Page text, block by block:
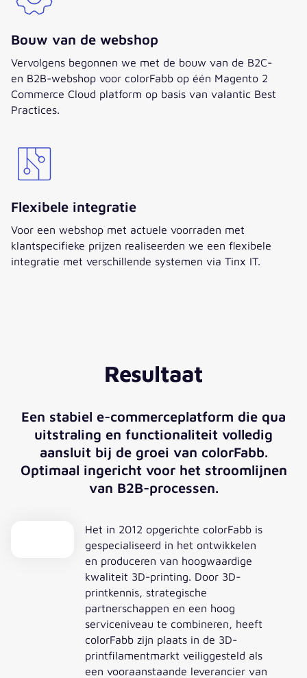
Bouw van de webshop
Vervolgens begonnen we met de bouw van de B2C-
en B2B-webshop voor colorFabb op één Magento 2
Commerce Cloud platform op basis van valantic Best
Practices.
Flexibele integratie
Voor een webshop met actuele voorraden met
klantspecifieke prijzen realiseerden we een flexibele
integratie met verschillende systemen via Tinx IT.
manager - colorfabb
ze beloofden, altijd realistisch en altijd
meedenkend. Om met ons merk en onze webshop
de hoognodige volgende stap naar
professionalisering te maken, waren we op zoek
naar een dynamische, betrouwbare en flexibele
partner. valantic heeft op alle punten
en altijd meedenkend. Door de vakkundige
benadering van het ervaren valantic team wisten
we dat we in goede handen waren en zijn zeer
tevreden met het resultaat!“
Resultaat
Een stabiel e-commerceplatform die qua
uitstraling en functionaliteit volledig
aansluit bij de groei van colorFabb.
Optimaal ingericht voor het stroomlijnen
van B2B-processen.
Het in 2012 opgerichte colorFabb is
gespecialiseerd in het ontwikkelen
en produceren van hoogwaardige
kwaliteit 3D-printing. Door 3D-
printkennis, strategische
partnerschappen en een hoog
serviceniveau te combineren, heeft
colorFabb zijn plaats in de 3D-
printfilamentmarkt veiliggesteld als
een vooraanstaande leverancier van